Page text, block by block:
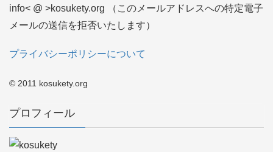
info< @ >kosukety.org （このメールアドレスへの特定電子
メールの送信を拒否いたします）
プライバシーポリシーについて
© 2011 kosukety.org
プロフィール